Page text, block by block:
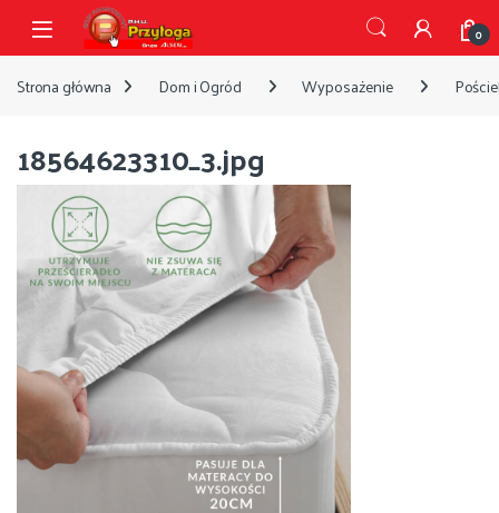
Przejdź do nawigacji
Przejdź do treści
Open 0
Strona główna Dom i Ogród Wyposażenie
18564623310_3.jpg